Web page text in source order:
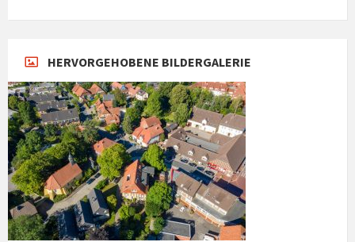
HERVORGEHOBENE BILDERGALERIE